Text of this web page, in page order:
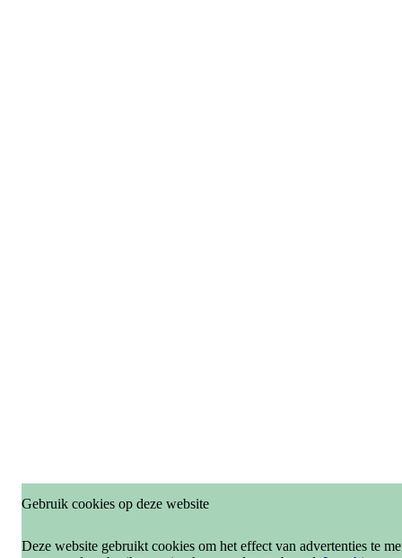
Gebruik cookies op deze website
Deze website gebruikt cookies om het effect van advertenties te